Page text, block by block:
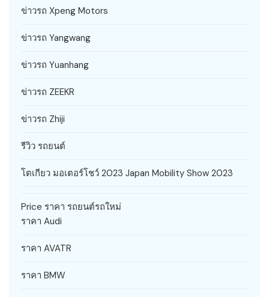
ข่าวรถ Xpeng Motors
ข่าวรถ Yangwang
ข่าวรถ Yuanhang
ข่าวรถ ZEEKR
ข่าวรถ Zhiji
รีวิว รถยนต์
โตเกียว มอเตอร์โชว์ 2023 Japan Mobility Show 2023
Price ราคา รถยนต์รถใหม่
ราคา Audi
ราคา AVATR
ราคา BMW